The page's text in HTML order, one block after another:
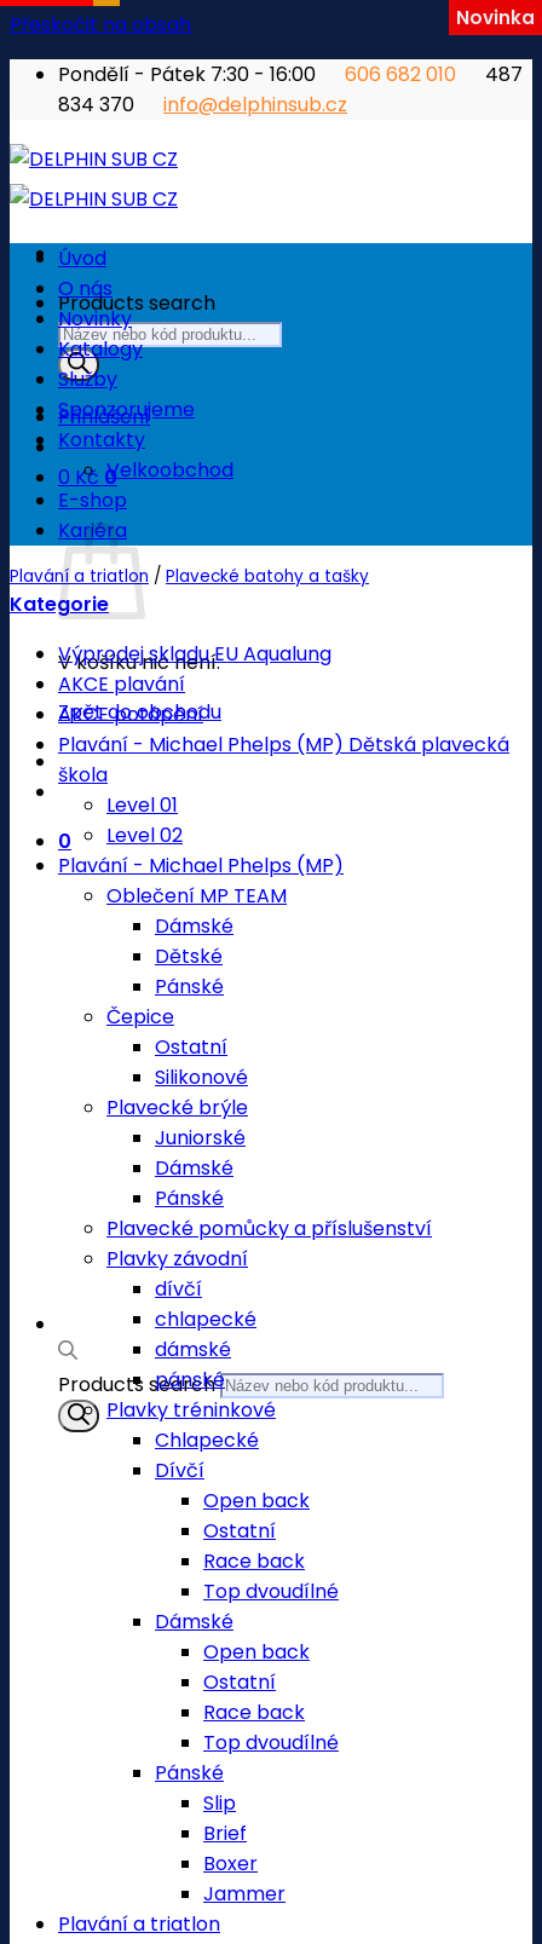
Přeskočit na obsah
Pondělí - Pátek 7:30 - 16:00
606 682 010
487
834 370
info@delphinsub.cz
Products search
Přihlášení
0 Kč 0
Košík
V košíku nic není.
Zpět do obchodu
0
Products search
Úvod
O nás
Novinky
Katalogy
Služby
Sponzorujeme
Kontakty
Velkoobchod
E-shop
Kariéra
Plavání a triatlon / Plavecké batohy a tašky
Kategorie
Výprodej skladu EU Aqualung
AKCE plavání
AKCE potápění
Plavání - Michael Phelps (MP) Dětská plavecká
škola
Level 01
Level 02
Plavání - Michael Phelps (MP)
Oblečení MP TEAM
Dámské
Dětské
Pánské
Čepice
Ostatní
Silikonové
Plavecké brýle
Juniorské
Dámské
Pánské
Plavecké pomůcky a příslušenství
Plavky závodní
dívčí
chlapecké
dámské
pánské
Plavky tréninkové
Chlapecké
Dívčí
Open back
Ostatní
Race back
Top dvoudílné
Dámské
Open back
Ostatní
Race back
Top dvoudílné
Pánské
Slip
Brief
Boxer
Jammer
Plavání a triatlon
Novinka